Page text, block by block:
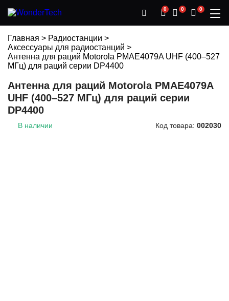
0 0 0
Главная > Радиостанции >
Аксессуары для радиостанций >
Антенна для раций Motorola PMAE4079A UHF (400–527
МГц) для раций серии DP4400
Антенна для раций Motorola PMAE4079A
UHF (400–527 МГц) для раций серии
DP4400
В наличии Код товара: 002030